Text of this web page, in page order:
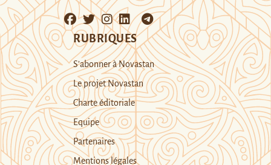
RUBRIQUES
S’abonner à Novastan
Le projet Novastan
Charte éditoriale
Equipe
Partenaires
Mentions légales